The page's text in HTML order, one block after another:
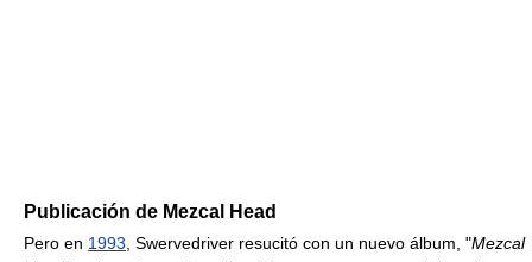
Publicación de Mezcal Head
Pero en 1993 , Swervedriver resucitó con un nuevo álbum, "Mezcal